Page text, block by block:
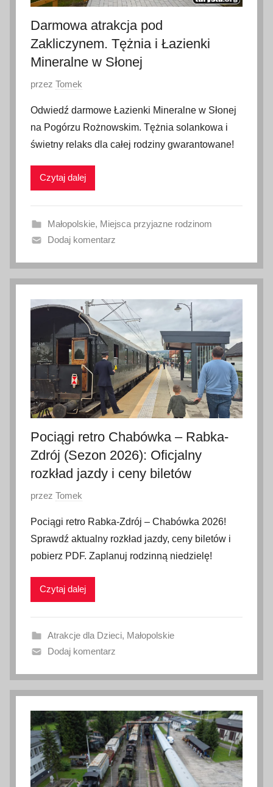
Darmowa atrakcja pod
Zakliczynem. Tężnia i Łazienki
Mineralne w Słonej
O
u
b
l
i
a
n
i
a
2
2
6
przez Tomek
Odwiedź darmowe Łazienki Mineralne w Słonej
na Pogórzu Rożnowskim. Tężnia solankowa i
świetny relaks dla całej rodziny gwarantowane!
Czytaj dalej
Małopolskie, Miejsca przyjazne rodzinom
Dodaj komentarz
Pociągi retro Chabówka – Rabka-
Zdrój (Sezon 2026): Oficjalny
rozkład jazdy i ceny biletów
O
u
b
l
i
a
n
p
c
a
2
przez Tomek
Pociągi retro Rabka-Zdrój – Chabówka 2026!
Sprawdź aktualny rozkład jazdy, ceny biletów i
pobierz PDF. Zaplanuj rodzinną niedzielę!
Czytaj dalej
Atrakcje dla Dzieci, Małopolskie
Dodaj komentarz